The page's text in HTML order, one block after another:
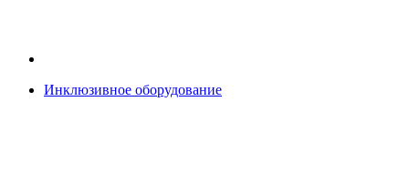
Инклюзивное оборудование